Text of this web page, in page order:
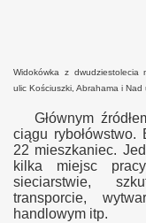
Widokówka z dwudziestolecia
ulic Kościuszki, Abrahama i
Głównym
ciągu rybołówstwo.
22 mieszkaniec.
kilka miejsc
sieciarstwie,
transporcie,
handlowym itp.